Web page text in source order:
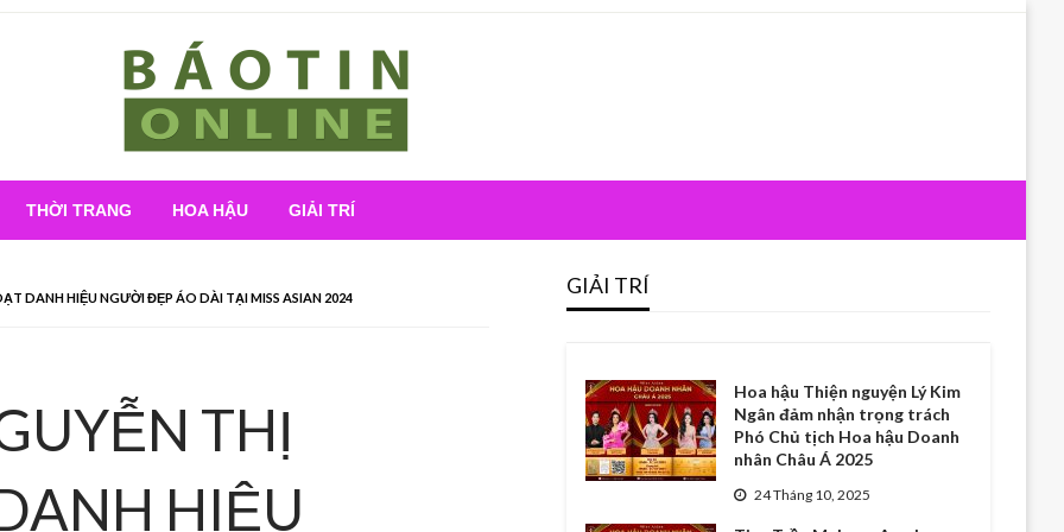
Báo Tin Online
THỜI TRANG HOA HẬU GIẢI TRÍ
DANH HIỆU NGƯỜI ĐẸP ÁO DÀI TẠI MISS ASIAN 2024
THỊ
HIỆU
GIẢI TRÍ
Hoa hậu Thiện nguyện Lý Kim
Ngân đảm nhận trọng trách
Phó Chủ tịch Hoa hậu Doanh
nhân Châu Á 2025
24 Tháng 10, 2025